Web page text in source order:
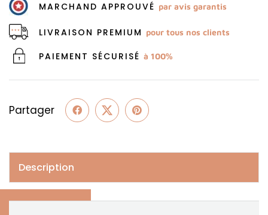
MARCHAND APPROUVÉ par avis garantis
LIVRAISON PREMIUM pour tous nos clients
PAIEMENT SÉCURISÉ à 100%
Partager
Description